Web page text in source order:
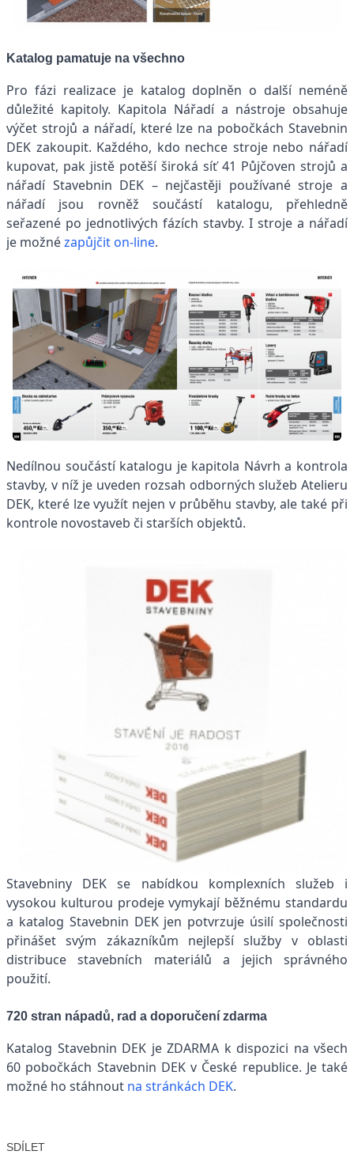
Katalog pamatuje na všechno
Pro fázi realizace je katalog doplněn o další neméně
důležité kapitoly. Kapitola Nářadí a nástroje obsahuje
výčet strojů a nářadí, které lze na pobočkách Stavebnin
DEK zakoupit. Každého, kdo nechce stroje nebo nářadí
kupovat, pak jistě potěší široká síť 41 Půjčoven strojů a
nářadí Stavebnin DEK – nejčastěji používané stroje a
nářadí jsou rovněž součástí katalogu, přehledně
seřazené po jednotlivých fázích stavby. I stroje a nářadí
je možnézapůjčit on-line.
Nedílnou součástí katalogu je kapitola Návrh a kontrola
stavby, v níž je uveden rozsah odborných služeb Atelieru
DEK, které lze využít nejen v průběhu stavby, ale také při
kontrole novostaveb či starších objektů.
Stavebniny DEK se nabídkou komplexních služeb i
vysokou kulturou prodeje vymykají běžnému standardu
a katalog Stavebnin DEK jen potvrzuje úsilí společnosti
přinášet svým zákazníkům nejlepší služby v oblasti
distribuce stavebních materiálů a jejich správného
použití.
720 stran nápadů, rad a doporučení zdarma
Katalog Stavebnin DEK je ZDARMA k dispozici na všech
60 pobočkách Stavebnin DEK v České republice. Je také
možné ho stáhnout na stránkách DEK.
SDÍLET